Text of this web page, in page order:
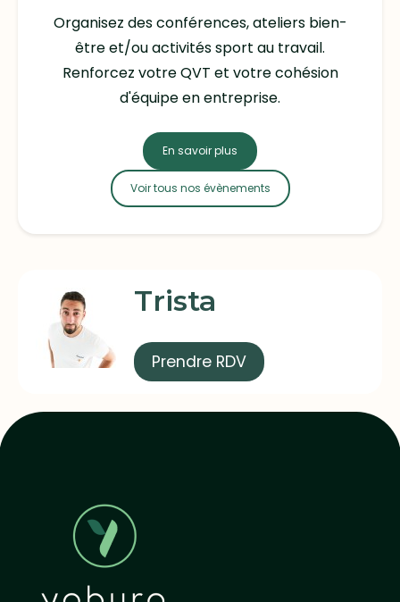
Organisez des conférences, ateliers bien-
être et/ou activités sport au travail.
Renforcez votre QVT et votre cohésion
d'équipe en entreprise.
En savoir plus
Voir tous nos évènements
Trista
Prendre RDV